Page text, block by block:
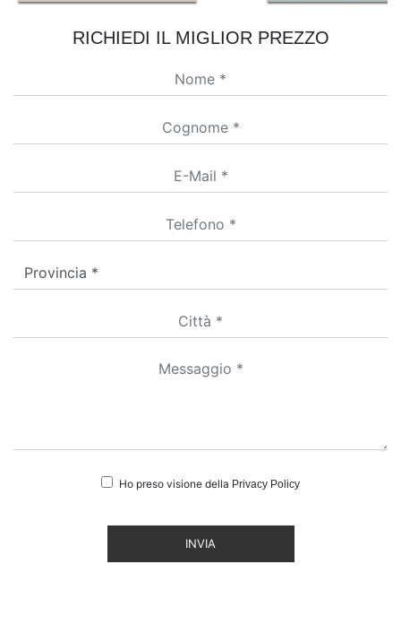
RICHIEDI IL MIGLIOR PREZZO
Ho preso visione della Privacy Policy
INVIA